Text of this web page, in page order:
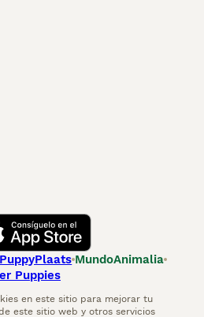
PuppyPlaats MundoAnimalia
Puppies
en este sitio para mejorar tu
este sitio web y otros servicios